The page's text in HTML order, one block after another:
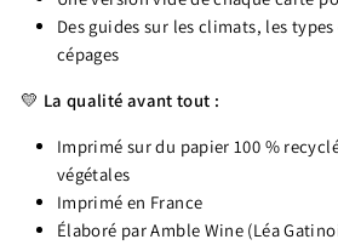
Des guides sur les climats, les
cépages
💛 La qualité avant tout :
Imprimé sur du papier 100 %
végétales
Imprimé en France
Élaboré par Amble Wine (Léa